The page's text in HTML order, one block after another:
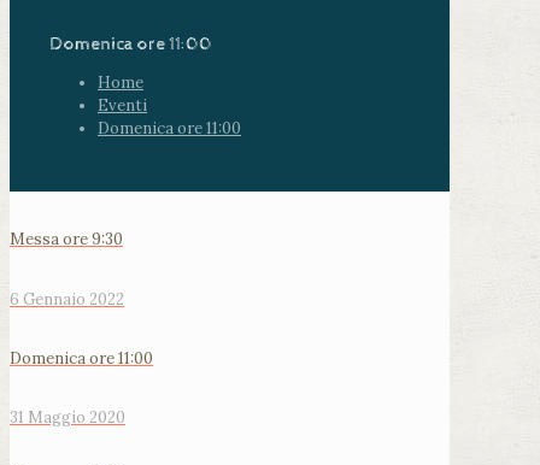
Domenica ore 11:00
Home
Eventi
Domenica ore 11:00
Messa ore 9:30
6 Gennaio 2022
Domenica ore 11:00
31 Maggio 2020